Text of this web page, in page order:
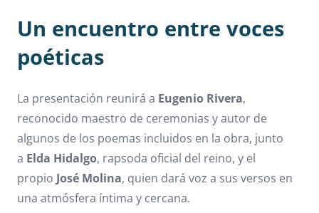
Un encuentro entre voces
poéticas
La presentación reunirá a Eugenio Rivera,
reconocido maestro de ceremonias y autor de
algunos de los poemas incluidos en la obra, junto
a Elda Hidalgo, rapsoda oficial del reino, y el
propio José Molina, quien dará voz a sus versos en
una atmósfera íntima y cercana.